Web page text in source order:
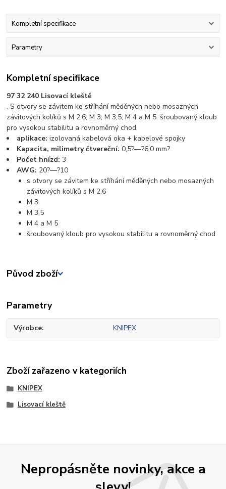
Kompletní specifikace
Parametry
Kompletní specifikace
97 32 240 Lisovací kleště
. S otvory se závitem ke stříhání měděných nebo mosazných
závitových kolíků s M 2,6; M 3; M 3,5; M 4 a M 5. šroubovaný kloub
pro vysokou stabilitu a rovnoměrný chod.
aplikace:izolovaná kabelová oka + kabelové spojky
Kapacita, milimetry čtvereční:0,5?—?6,0 mm?
Počet hnízd:3
AWG: 20?—?10
s otvory se závitem ke stříhání měděných nebo mosazných
závitových kolíků s M 2,6
M 3
M 3,5
M 4 a M 5
šroubovaný kloub pro vysokou stabilitu a rovnoměrný chod
Původ zboží
Parametry
Výrobce KNIPEX
Zboží zařazeno v kategoriích
KNIPEX
Lisovací kleště
Nepropásněte novinky, akce a